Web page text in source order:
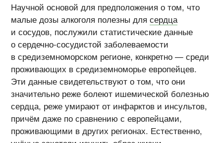
Научной основой для предположения о том, что
малые дозы алкоголя полезны длясердца
и сосудов, послужили статистические данные
о сердечно-сосудистой заболеваемости
в средиземноморском регионе, конкретно — среди
проживающих в средиземноморье европейцев.
Эти данные свидетельствуют о том, что они
значительно реже болеют ишемической болезнью
сердца, реже умирают от инфарктов и инсультов,
причём даже по сравнению с европейцами,
проживающими в других регионах. Естественно,